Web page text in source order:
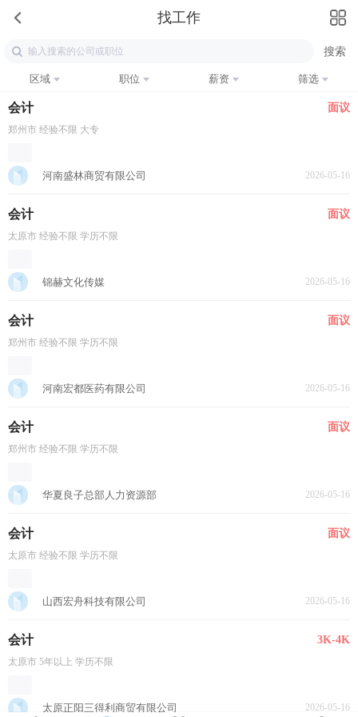
找工作
区域 职位 薪资 筛选
会计 面议
郑州市 经验不限 大专
河南盛林商贸有限公司 2026-05-16
会计 面议
太原市 经验不限 学历不限
锦赫文化传媒 2026-05-16
会计 面议
郑州市 经验不限 学历不限
河南宏都医药有限公司 2026-05-16
会计 面议
郑州市 经验不限 学历不限
华夏良子总部人力资源部 2026-05-16
会计 面议
太原市 经验不限 学历不限
山西宏舟科技有限公司 2026-05-16
会计 3K-4K
太原市 5年以上 学历不限
太原正阳三得利商贸有限公司 2026-05-16